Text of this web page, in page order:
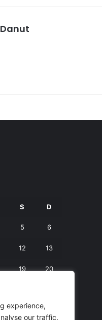
experience,
our traffic.
S D
5 6
12 13
19 20